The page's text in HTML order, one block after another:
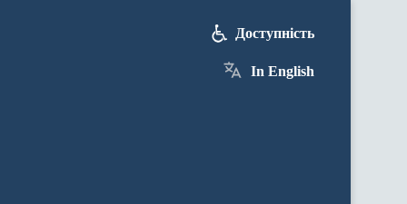
Доступність
In English